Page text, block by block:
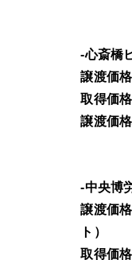
-心斎橋
譲渡価
取得価
譲渡価
-中央博
譲渡価
ト）
取得価